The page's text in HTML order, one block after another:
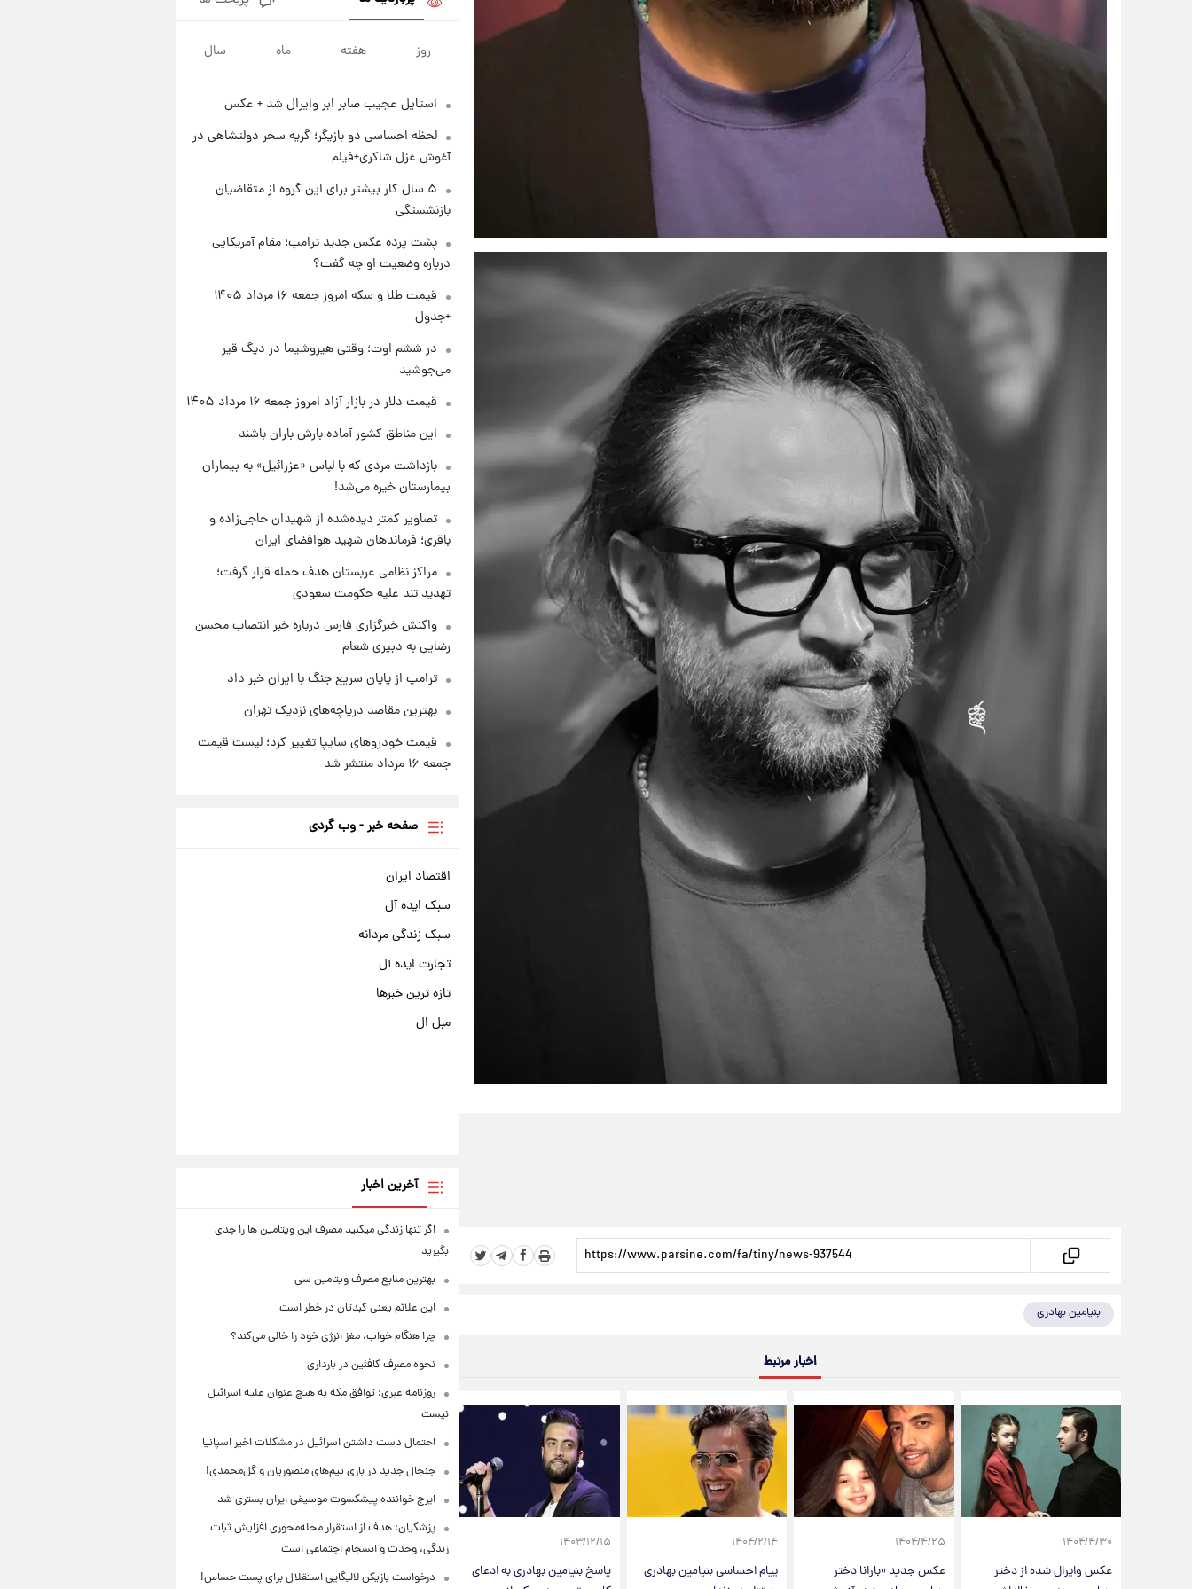
بنیامین بهادری
اخبار مرتبط
۱۴۰۴/۴/۳۰
عکس وایرال شده از دختر
۱۴۰۴/۴/۲۵
عکس جدید «بارانا دختر
۱۴۰۴/۲/۱۴
پیام احساسی بنیامین بهادری
۱۴۰۳/۱۲/۱۵
پاسخ بنیامین بهادری به ادعای
جزئیات فعال‌سازی «کیف پول
ایران» اعلام شد+فیلم
۱ روز پیش
۱۵ مرداد ۱۴۰۵ +جدول
قیمت طلا و سکه امروز پنجشنبه
۱۵ مرداد ۱۴۰۵
شارژ جدید کالابرگ برای سه
روز هفته ماه سال
استایل عجیب صابر ابر وایرال شد + عکس
لحظه احساسی دو بازیگر؛ گریه سحر دولتشاهی در
آغوش غزل شاکری+فیلم
۵ سال کار بیشتر برای این گروه از متقاضیان
بازنشستگی
پشت پرده عکس جدید ترامپ؛ مقام آمریکایی
درباره وضعیت او چه گفت؟
قیمت طلا و سکه امروز جمعه ۱۶ مرداد ۱۴۰۵
+جدول
در ششم اوت؛ وقتی هیروشیما در دیگ قیر
می‌جوشید
قیمت دلار در بازار آزاد امروز جمعه ۱۶ مرداد ۱۴۰۵
این مناطق کشور آماده بارش باران باشند
بازداشت مردی که با لباس «عزرائیل» به بیماران
بیمارستان خیره می‌شد!
تصاویر کمتر دیده‌شده از شهیدان حاجی‌زاده و
باقری؛ فرماندهان شهید هوافضای ایران
مراکز نظامی عربستان هدف حمله قرار گرفت؛
تهدید تند علیه حکومت سعودی
واکنش خبرگزاری فارس درباره خبر انتصاب محسن
رضایی به دبیری شعام
ترامپ از پایان سریع جنگ با ایران خبر داد
بهترین مقاصد دریاچه‌های نزدیک تهران
قیمت خودروهای سایپا تغییر کرد؛ لیست قیمت
جمعه ۱۶ مرداد منتشر شد
صفحه خبر - وب گردی
اقتصاد ایران
سبک ایده آل
سبک زندگی مردانه
تجارت ایده آل
تازه ترین خبرها
مبل ال
آخرین اخبار
اگر تنها زندگی میکنید مصرف این ویتامین ها را جدی
بگیرید
بهترین منابع مصرف ویتامین سی
این علائم یعنی کبدتان در خطر است
چرا هنگام خواب، مغز انرژی خود را خالی می‌کند؟
نحوه مصرف کافئین در بارداری
روزنامه عبری: توافق مکه به هیچ عنوان علیه اسرائیل
نیست
احتمال دست داشتن اسرائیل در مشکلات اخیر اسپانیا
جنجال جدید در بازی تیم‌های منصوریان و گل‌محمدی!
ایرج خواننده پیشکسوت موسیقی ایران بستری شد
پزشکیان: هدف از استقرار محله‌محوری افزایش ثبات
زندگی، وحدت و انسجام اجتماعی است
درخواست بازیکن لالیگایی استقلال برای پست حساس!